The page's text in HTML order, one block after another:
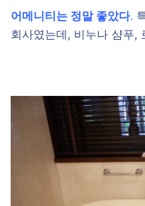
어메니티는 정말 좋았다.
회사였는데, 비누나 샴푸,